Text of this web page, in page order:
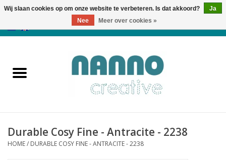
Producten
Nieuws
Durable Cosy Fine - Antracite - 2238
HOME/ DURABLE COSY FINE - ANTRACITE - 2238
Wij slaan cookies op om onze website te verbeteren. Is dat akkoord?
Ja
Nee
Meer over cookies »